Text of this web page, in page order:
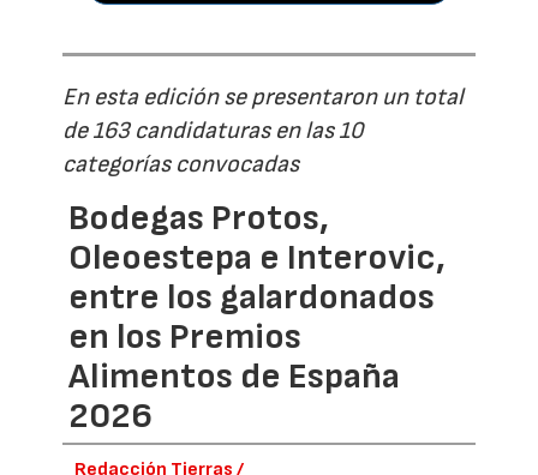
En esta edición se presentaron un total
de 163 candidaturas en las 10
categorías convocadas
Bodegas Protos,
Oleoestepa e Interovic,
entre los galardonados
en los Premios
Alimentos de España
2026
Redacción Tierras /